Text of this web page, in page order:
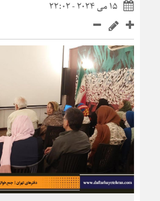
15 می 2024 - 22:02